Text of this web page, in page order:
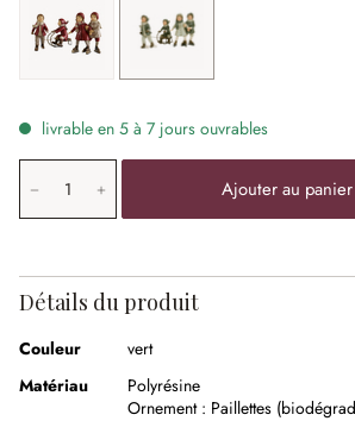
multicolore vert
livrable en 5 à 7 jours ouvrables
Quantité de produit: saisissez la
Ajouter au panier
Détails du produit
Couleur
vert
Matériau
Polyrésine
Ornement : Paillettes